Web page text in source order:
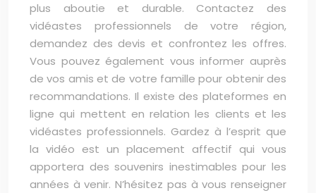
plus aboutie et durable. Contactez des
vidéastes professionnels de votre région,
demandez des devis et confrontez les offres.
Vous pouvez également vous informer auprès
de vos amis et de votre famille pour obtenir des
recommandations. Il existe des plateformes en
ligne qui mettent en relation les clients et les
vidéastes professionnels. Gardez à l’esprit que
la vidéo est un placement affectif qui vous
apportera des souvenirs inestimables pour les
années à venir. N’hésitez pas à vous renseigner